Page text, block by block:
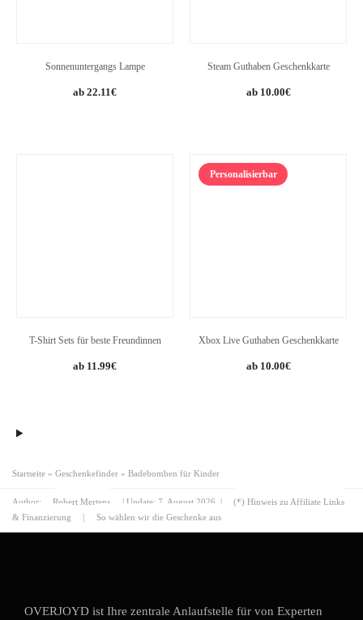
Sonnenuntergangs Lampe
Original
22.11€Current
Steam Guthaben Geschenkkarte
10.00€
T-Shirt Sets für beste Freundinnen
11.99€
Personalisierbar
Xbox Live Guthaben Geschenkkarte
10.00€
Startseite » Geschenkefinder » Badebomben für Kinder
Author: Robert Mertens | Update: 7. August 2026 |
(*) Hinweis zu Affiliate Links
& Finanzierung
| So wählen wir die Geschenke aus
OVERJOYD ist Ihre zentrale Anlaufstelle für von Experten